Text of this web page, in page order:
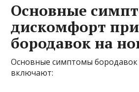
Основные
дискомфорт
бородавок на
Основные симптомы бородавок
включают: